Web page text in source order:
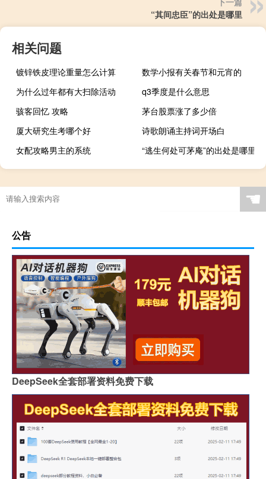
“其间忠臣”的出处是哪里
相关问题
镀锌铁皮理论重量怎么计算
数学小报有关春节和元宵的
为什么过年都有大扫除活动
q3季度是什么意思
骇客回忆 攻略
茅台股票涨了多少倍
厦大研究生考哪个好
诗歌朗诵主持词开场白
女配攻略男主的系统
“逃生何处可茅庵”的出处是哪里
☚
公告
DeepSeek全套部署资料免费下载